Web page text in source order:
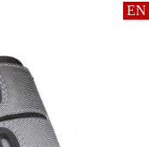
PAYER
EN